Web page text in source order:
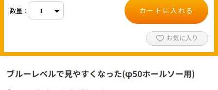
数量： カートに入れる
お気に入り